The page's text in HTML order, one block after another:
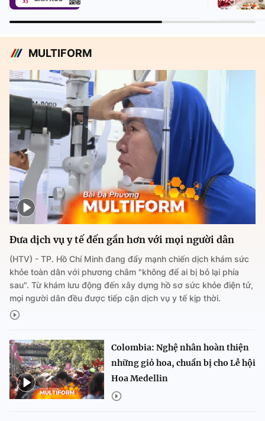
MULTIFORM
Đưa dịch vụ y tế đến gần hơn với mọi người dân
(HTV) - TP. Hồ Chí Minh đang đẩy mạnh chiến dịch khám sức
khỏe toàn dân với phương châm "không để ai bị bỏ lại phía
sau". Từ khám lưu động đến xây dựng hồ sơ sức khỏe điện tử,
mọi người dân đều được tiếp cận dịch vụ y tế kịp thời.
Colombia: Nghệ nhân hoàn thiện
những giỏ hoa, chuẩn bị cho Lễ hội
Hoa Medellin